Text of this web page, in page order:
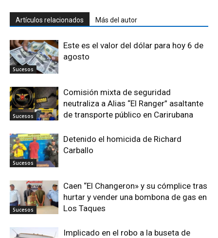
Artículos relacionados Más del autor
Sucesos
Este es el valor del dólar para hoy 6 de
agosto
Sucesos
Comisión mixta de seguridad
neutraliza a Alias “El Ranger” asaltante
de transporte público en Carirubana
Sucesos
Detenido el homicida de Richard
Carballo
Sucesos
Caen “El Changeron» y su cómplice tras
hurtar y vender una bombona de gas en
Los Taques
Implicado en el robo a la buseta de